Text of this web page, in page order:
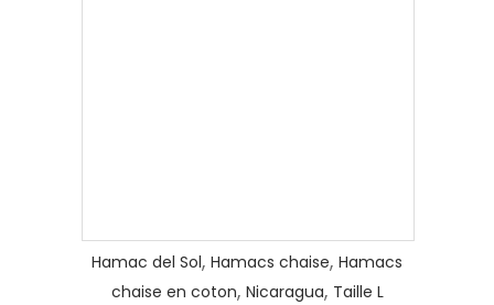
Hamac del Sol, Hamacs chaise, Hamacs
chaise en coton, Nicaragua, Taille L